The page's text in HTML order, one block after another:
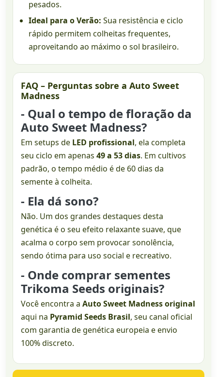
pesados.
Ideal para o Verão: Sua resistência e ciclo
rápido permitem colheitas frequentes,
aproveitando ao máximo o sol brasileiro.
FAQ – Perguntas sobre a Auto Sweet
Madness
- Qual o tempo de floração da
Auto Sweet Madness?
Em setups de LED profissional, ela completa
seu ciclo em apenas 49 a 53 dias. Em cultivos
padrão, o tempo médio é de 60 dias da
semente à colheita.
- Ela dá sono?
Não. Um dos grandes destaques desta
genética é o seu efeito relaxante suave, que
acalma o corpo sem provocar sonolência,
sendo ótima para uso social e recreativo.
- Onde comprar sementes
Trikoma Seeds originais?
Você encontra a Auto Sweet Madness original
aqui na Pyramid Seeds Brasil, seu canal oficial
com garantia de genética europeia e envio
100% discreto.